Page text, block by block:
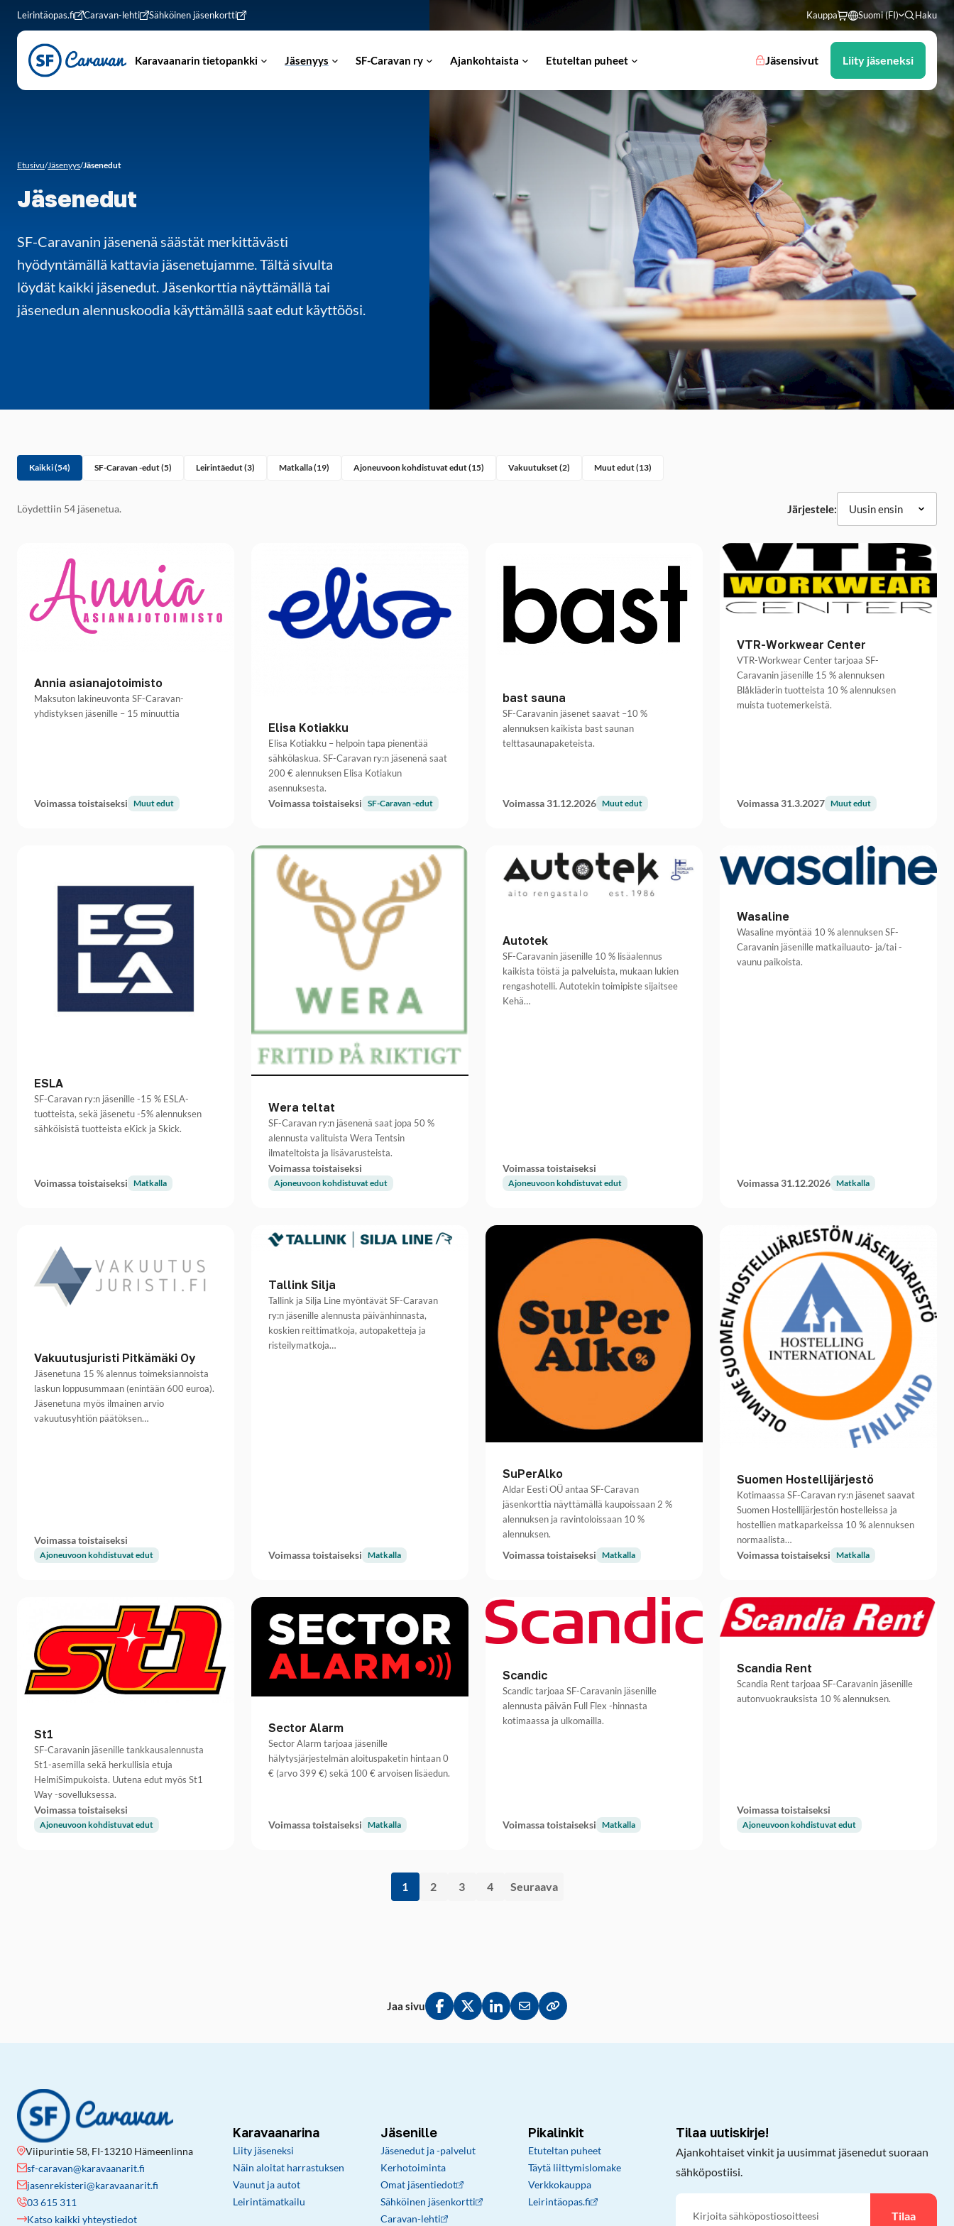
Siirry sivun sisältöön
Leirintäopas.fi Caravan-lehti Sähköinen jäsenkortti Kauppa Suomi (FI) Haku
Karavaanarin tietopankki Jäsenyys SF-Caravan ry Ajankohtaista Etuteltan puheet Jäsensivut Liity jäseneksi
Etusivu/Jäsenyys/Jäsenedut
Jäsenedut
SF-Caravanin jäsenenä säästät merkittävästi
hyödyntämällä kattavia jäsenetujamme. Tältä sivulta
löydät kaikki jäsenedut. Jäsenkorttia näyttämällä tai
jäsenedun alennuskoodia käyttämällä saat edut käyttöösi.
Kaikki (54) SF-Caravan -edut (5) Leirintäedut (3) Matkalla (19) Ajoneuvoon kohdistuvat edut (15) Vakuutukset (2) Muut edut (13)
Löydettiin 54 jäsenetua. Järjestele:
Annia asianajotoimisto
Maksuton lakineuvonta SF-Caravan-
yhdistyksen jäsenille – 15 minuuttia
Voimassa toistaiseksi Muut edut
Elisa Kotiakku
Elisa Kotiakku – helpoin tapa pienentää
sähkölaskua. SF-Caravan ry:n jäsenenä saat
200 € alennuksen Elisa Kotiakun
asennuksesta.
Voimassa toistaiseksi SF-Caravan -edut
bast sauna
SF-Caravanin jäsenet saavat –10 %
alennuksen kaikista bast saunan
telttasaunapaketeista.
Voimassa 31.12.2026 Muut edut
VTR-Workwear Center
VTR-Workwear Center tarjoaa SF-
Caravanin jäsenille 15 % alennuksen
Blåkläderin tuotteista 10 % alennuksen
muista tuotemerkeistä.
Voimassa 31.3.2027 Muut edut
ESLA
SF-Caravan ry:n jäsenille -15 % ESLA-
tuotteista, sekä jäsenetu -5% alennuksen
sähköisistä tuotteista eKick ja Skick.
Voimassa toistaiseksi Matkalla
Wera teltat
SF-Caravan ry:n jäsenenä saat jopa 50 %
alennusta valituista Wera Tentsin
ilmateltoista ja lisävarusteista.
Voimassa toistaiseksi
Ajoneuvoon kohdistuvat edut
Autotek
SF-Caravanin jäsenille 10 % lisäalennus
kaikista töistä ja palveluista, mukaan lukien
rengashotelli. Autotekin toimipiste sijaitsee
Kehä…
Voimassa toistaiseksi
Ajoneuvoon kohdistuvat edut
Wasaline
Wasaline myöntää 10 % alennuksen SF-
Caravanin jäsenille matkailuauto- ja/tai -
vaunu paikoista.
Voimassa 31.12.2026 Matkalla
Vakuutusjuristi Pitkämäki Oy
Jäsenetuna 15 % alennus toimeksiannoista
laskun loppusummaan (enintään 600 euroa).
Jäsenetuna myös ilmainen arvio
vakuutusyhtiön päätöksen…
Voimassa toistaiseksi
Ajoneuvoon kohdistuvat edut
Tallink Silja
Tallink ja Silja Line myöntävät SF-Caravan
ry:n jäsenille alennusta päivänhinnasta,
koskien reittimatkoja, autopaketteja ja
risteilymatkoja…
Voimassa toistaiseksi Matkalla
SuPerAlko
Aldar Eesti OÜ antaa SF-Caravan
jäsenkorttia näyttämällä kaupoissaan 2 %
alennuksen ja ravintoloissaan 10 %
alennuksen.
Voimassa toistaiseksi Matkalla
Suomen Hostellijärjestö
Kotimaassa SF-Caravan ry:n jäsenet saavat
Suomen Hostellijärjestön hostelleissa ja
hostellien matkaparkeissa 10 % alennuksen
normaalista…
Voimassa toistaiseksi Matkalla
St1
SF-Caravanin jäsenille tankkausalennusta
St1-asemilla sekä herkullisia etuja
HelmiSimpukoista. Uutena edut myös St1
Way -sovelluksessa.
Voimassa toistaiseksi
Ajoneuvoon kohdistuvat edut
Sector Alarm
Sector Alarm tarjoaa jäsenille
hälytysjärjestelmän aloituspaketin hintaan 0
€ (arvo 399 €) sekä 100 € arvoisen lisäedun.
Voimassa toistaiseksi Matkalla
Scandic
Scandic tarjoaa SF-Caravanin jäsenille
alennusta päivän Full Flex -hinnasta
kotimaassa ja ulkomailla.
Voimassa toistaiseksi Matkalla
Scandia Rent
Scandia Rent tarjoaa SF-Caravanin jäsenille
autonvuokrauksista 10 % alennuksen.
Voimassa toistaiseksi
Ajoneuvoon kohdistuvat edut
1 2 3 4 Seuraava
Jaa sivu
Jaa Facebookissa
Jaa Twitterissä
Jaa LinkedInissä
Jaa sähköpostitse
Kopioi linkki leikepöydälle
Viipurintie 58, FI-13210 Hämeenlinna
sf-caravan@karavaanarit.fi
jasenrekisteri@karavaanarit.fi
03 615 311
Katso kaikki yhteystiedot
Karavaanarina
Liity jäseneksi
Näin aloitat harrastuksen
Vaunut ja autot
Leirintämatkailu
Jäsenille
Jäsenedut ja -palvelut
Kerhotoiminta
Omat jäsentiedot
Sähköinen jäsenkortti
Caravan-lehti
Pikalinkit
Etuteltan puheet
Täytä liittymislomake
Verkkokauppa
Leirintäopas.fi
Tilaa uutiskirje!
Ajankohtaiset vinkit ja uusimmat jäsenedut suoraan
sähköpostiisi.
Tilaa